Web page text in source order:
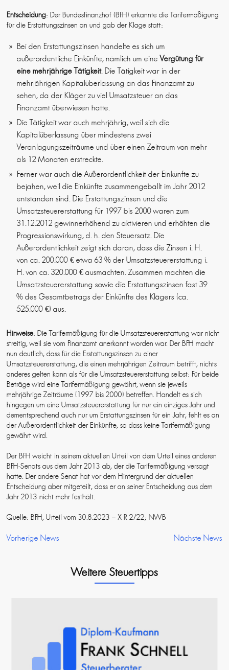
Entscheidung: Der Bundesfinanzhof (BFH) erkannte die Tarifermäßigung
für die Erstattungszinsen an und gab der Klage statt:
Bei den Erstattungszinsen handelte es sich um
außerordentliche Einkünfte, nämlich um eineVergütung für
eine mehrjährige Tätigkeit. Die Tätigkeit war in der
mehrjährigen Kapitalüberlassung an das Finanzamt zu
sehen, da der Kläger zu viel Umsatzsteuer an das
Finanzamt überwiesen hatte.
Die Tätigkeit war auch mehrjährig, weil sich die
Kapitalüberlassung über mindestens zwei
Veranlagungszeiträume und über einen Zeitraum von mehr
als 12 Monaten erstreckte.
Ferner war auch die Außerordentlichkeit der Einkünfte zu
bejahen, weil die Einkünfte zusammengeballt im Jahr 2012
entstanden sind. Die Erstattungszinsen und die
Umsatzsteuererstattung für 1997 bis 2000 waren zum
31.12.2012 gewinnerhöhend zu aktivieren und erhöhten die
Progressionswirkung, d. h. den Steuersatz. Die
Außerordentlichkeit zeigt sich daran, dass die Zinsen i. H.
von ca. 200.000 € etwa 63 % der Umsatzsteuererstattung i.
H. von ca. 320.000 € ausmachten. Zusammen machten die
Umsatzsteuererstattung sowie die Erstattungszinsen fast 39
% des Gesamtbetrags der Einkünfte des Klägers (ca.
525.000 €) aus.
Hinweise: Die Tarifermäßigung für die Umsatzsteuererstattung war nicht
streitig, weil sie vom Finanzamt anerkannt worden war. Der BFH macht
nun deutlich, dass für die Erstattungszinsen zu einer
Umsatzsteuererstattung, die einen mehrjährigen Zeitraum betrifft, nichts
anderes gelten kann als für die Umsatzsteuererstattung selbst: Für beide
Beträge wird eine Tarifermäßigung gewährt, wenn sie jeweils
mehrjährige Zeiträume (1997 bis 2000) betreffen. Handelt es sich
hingegen um eine Umsatzsteuererstattung für nur ein einziges Jahr und
dementsprechend auch nur um Erstattungszinsen für ein Jahr, fehlt es an
der Außerordentlichkeit der Einkünfte, so dass keine Tarifermäßigung
gewährt wird.
Der BFH weicht in seinem aktuellen Urteil von dem Urteil eines anderen
BFH-Senats aus dem Jahr 2013 ab, der die Tarifermäßigung versagt
hatte. Der andere Senat hat vor dem Hintergrund der aktuellen
Entscheidung aber mitgeteilt, dass er an seiner Entscheidung aus dem
Jahr 2013 nicht mehr festhält.
Quelle: BFH, Urteil vom 30.8.2023 – X R 2/22; NWB
Vorherige News Nächste News
Weitere Steuertipps